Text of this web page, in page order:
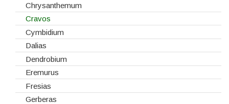
Madeiras
Spray
Tabuleiros/Bases
Telas/Tecidos
Vidros
Chrysanthemum
Cravos
Cymbidium
Dalias
Dendrobium
Eremurus
Fresias
Gerberas